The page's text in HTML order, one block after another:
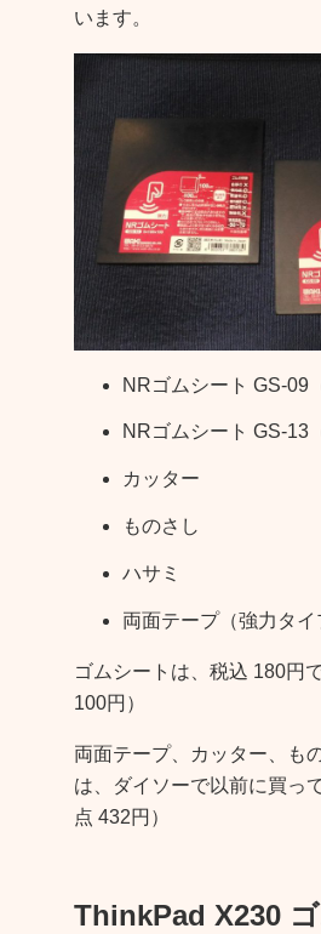
います。
NRゴムシート GS-09
NRゴムシート GS-13
カッター
ものさし
ハサミ
両面テープ（強力タイ
ゴムシートは、税込 180円
100円）
両面テープ、カッター、も
は、ダイソーで以前に買っ
点 432円）
ThinkPad X230